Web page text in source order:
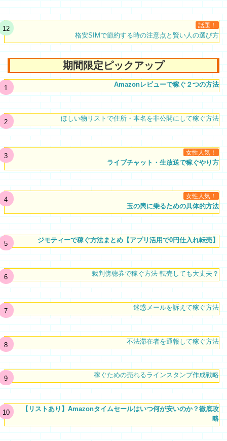
話題！
格安SIMで節約する時の注意点と賢い人の選び方
期間限定ピックアップ
Amazonレビューで稼ぐ２つの方法
ほしい物リストで住所・本名を非公開にして稼ぐ方法
女性人気！
ライブチャット・生放送で稼ぐやり方
女性人気！
玉の輿に乗るための具体的方法
ジモティーで稼ぐ方法まとめ【アプリ活用で0円仕入れ転売】
裁判傍聴券で稼ぐ方法-転売しても大丈夫？
迷惑メールを訴えて稼ぐ方法
不法滞在者を通報して稼ぐ方法
稼ぐための売れるラインスタンプ作成戦略
【リストあり】Amazonタイムセールはいつ何が安いのか？徹底攻
略